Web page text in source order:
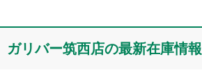
ガリバー筑西店の最新在庫情報